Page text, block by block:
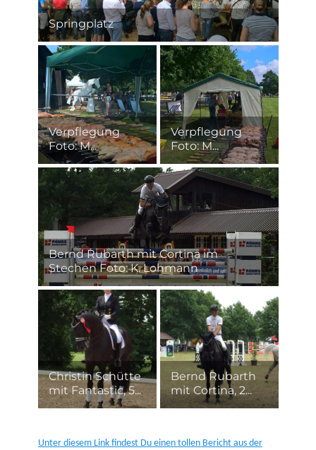
Springplatz
Verpflegung
Foto: M...
Verpflegung
Foto: M...
Bernd Rubarth mit Cortina im
Stechen Foto: K. Lohmann
Christin Schütte
mit Fantastic, 5...
Bernd Rubarth
mit Cortina, 2...
Unter diesem Link findest Du einen tollen Bericht aus der